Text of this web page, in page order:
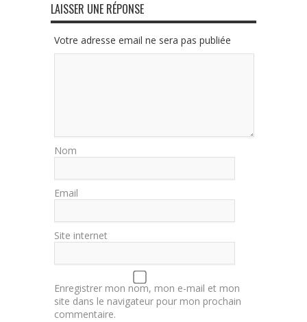
LAISSER UNE RÉPONSE
Votre adresse email ne sera pas publiée
Nom
Email
Site internet
Enregistrer mon nom, mon e-mail et mon
site dans le navigateur pour mon prochain
commentaire.